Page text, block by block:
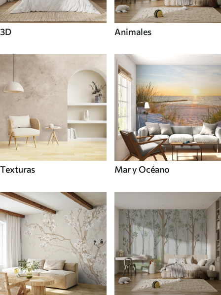
3D Animales
Texturas Mar y Océano